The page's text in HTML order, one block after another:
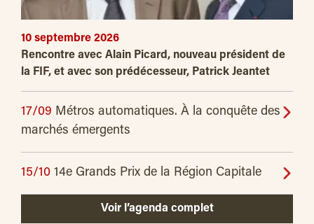
10 septembre 2026
Rencontre avec Alain Picard, nouveau président de
la FIF, et avec son prédécesseur, Patrick Jeantet
17/09 Métros automatiques. À la conquête des
marchés émergents
15/10 14e Grands Prix de la Région Capitale
Voir l’agenda complet